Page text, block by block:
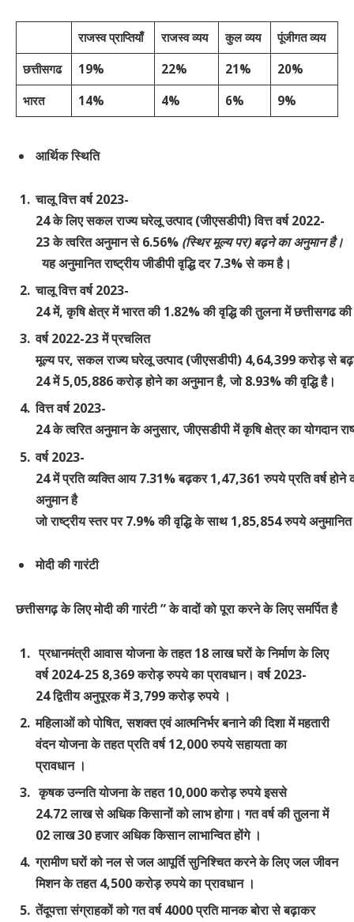
राजस्व प्राप्तियाँ राजस्व व्यय कुल व्यय पूंजीगत व्यय
छत्तीसगढ
19% 22% 21%
20%
भारत
14% 4% 6% 9%
आर्थिकस्थिति
चालू वित्त वर्ष 2023-
24 के लिए सकल राज्य घरेलू उत्पाद (जीएसडीपी) वित्त वर्ष 2022-
23 के त्वरित अनुमान से 6.56% (स्थिर मूल्य पर)बढ़ने का अनुमान है।
यह अनुमानित राष्ट्रीय जीडीपी वृद्धि दर 7.3% से कम है।
चालू वित्त वर्ष 2023-
24 में, कृषि क्षेत्र में भारत की 1.82% की वृद्धि की तुलना में छत्तीसगढ
वर्ष 2022-23 में प्रचलित
मूल्य पर, सकल राज्य घरेलू उत्पाद (जीएसडीपी) 4,64,399 करोड़ से
24 में 5,05,886 करोड़ होने का अनुमान है, जो 8.93% की वृद्धि है।
वित्त वर्ष 2023-
24 के त्वरित अनुमान के अनुसार, जीएसडीपी में कृषि क्षेत्र का
वर्ष 2023-
24 में प्रति व्यक्ति आय 7.31% बढ़कर 1,47,361 रुपये प्रति वर्ष होने
अनुमान है
जो राष्ट्रीय स्तर पर 7.9% की वृद्धि के साथ 1,85,854 रुपये
मोदीकीगारंटी
छत्तीसगढ़केलिएमोदीकीगारंटी”केवादोंकोपूराकरनेकेलिए समर्पित है
प्रधानमंत्री आवास योजना के तहत 18 लाख घरों के निर्माण के लिए
वर्ष2024-25 8,369 करोड़ रुपये का प्रावधान। वर्ष2023-
24द्वितीय अनुपूरक में3,799करोड़ रुपये ।
महिलाओं को पोषित,सशक्त एवं आत्मनिर्भर बनाने की दिशा में महतारी
वंदन योजना के तहत प्रति वर्ष 12,000 रुपये सहायता का
प्रावधान ।
कृषक उन्नति योजना के तहत 10,000 करोड़ रुपये इससे
24.72लाख से अधिक किसानों को लाभ होगा। गत वर्ष की तुलना में
02 लाख 30 हजार अधिक किसान लाभान्वित होंगे ।
ग्रामीण घरों को नल से जल आपूर्ति सुनिश्चित करने के लिए जल जीवन
मिशन के तहत 4,500 करोड़ रुपये का प्रावधान ।
तेंदूपत्ता संग्राहकों को गत वर्ष 4000 प्रति मानक बोरा से बढ़ाकर